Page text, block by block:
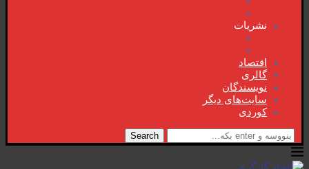
نشریات
اقتصاد
گالری
نویسندگان
سایت‌های دیگر
کوردی
Search